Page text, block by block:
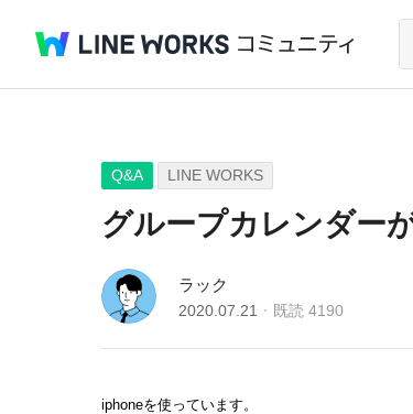
Q&A LINE WORKS
グループカレンダー
ラック
2020.07.21 既読 4190
iphoneを使っています。